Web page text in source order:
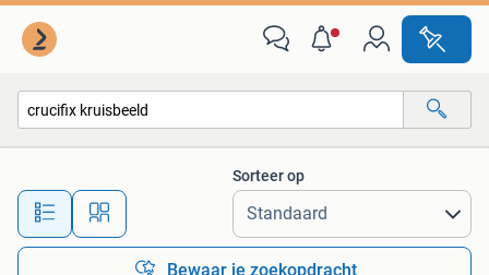
Alle afstanden…
Sorteer op
Bewaar je zoekopdracht